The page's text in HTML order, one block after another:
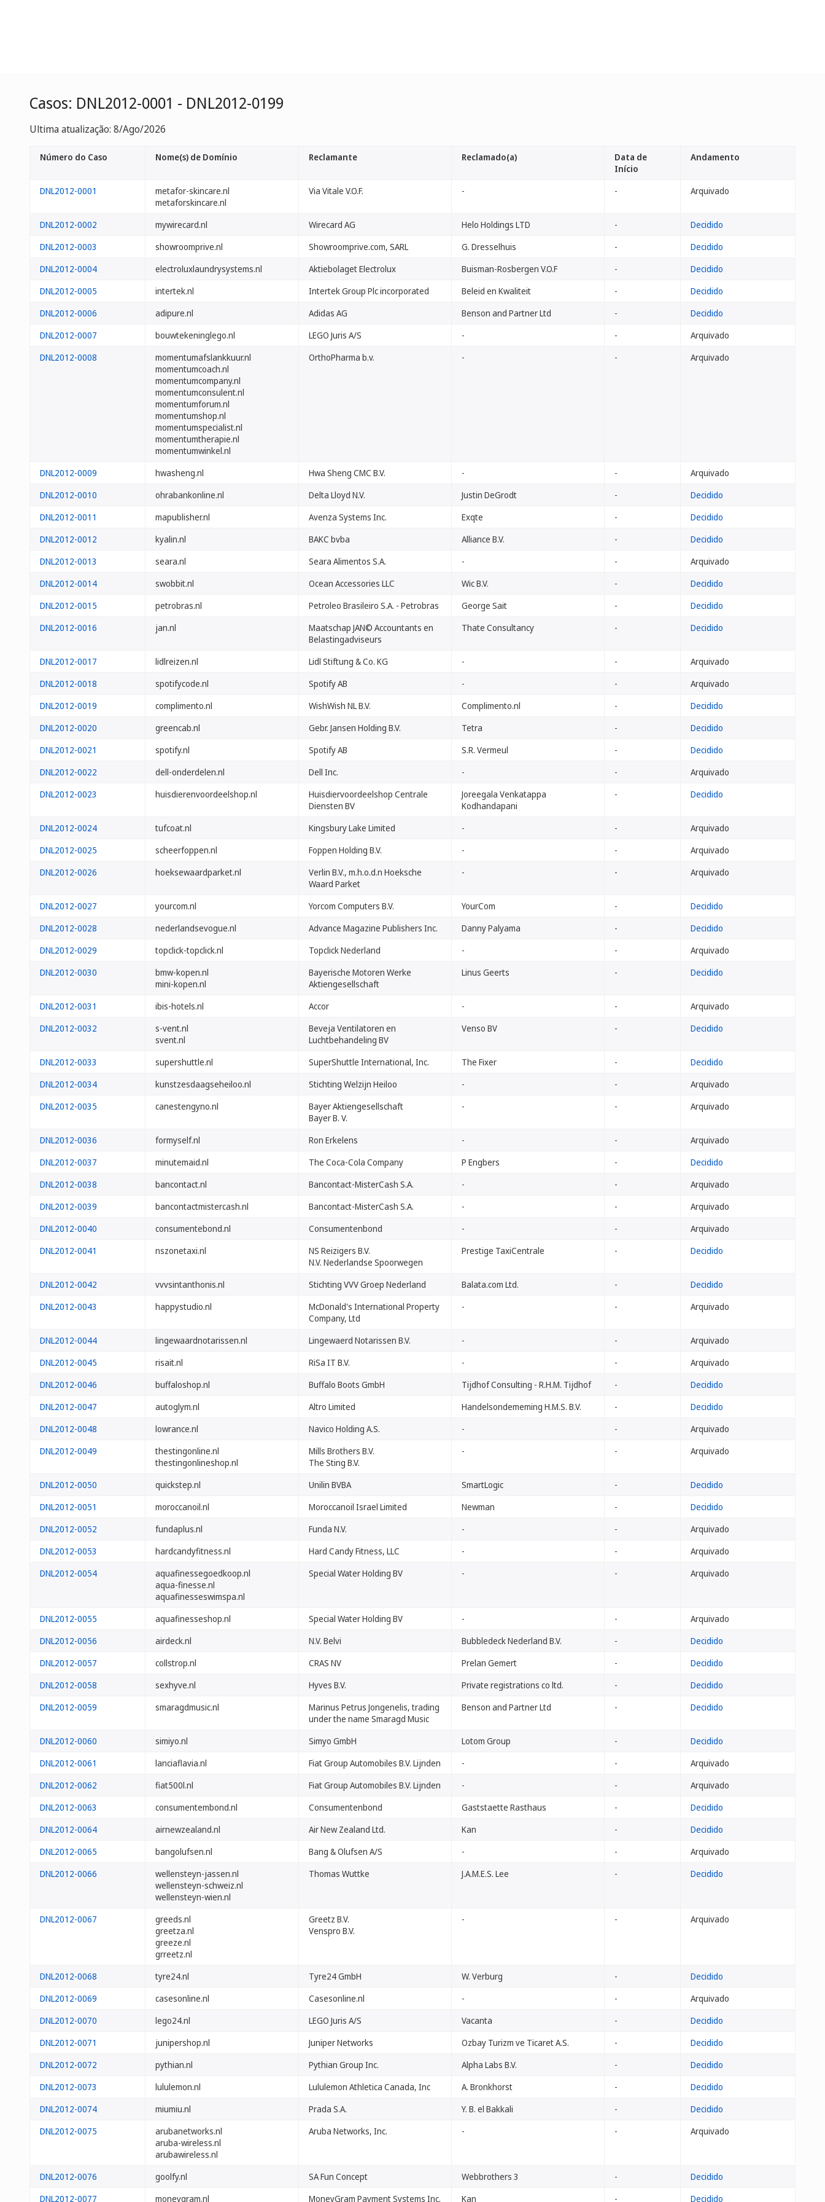
Casos: DNL2012-0001 - DNL2012-0199
Ultima atualização: 8/Ago/2026
Número do Caso Nome(s) de Domínio Reclamante Reclamado(a)
Data de
Início
Andamento
DNL2012-0001
metafor-skincare.nl
metaforskincare.nl
Via Vitale V.O.F. - - Arquivado
DNL2012-0002 mywirecard.nl Wirecard AG Helo Holdings LTD -
Decidido
DNL2012-0003
showroomprive.nl Showroomprive.com, SARL G. Dresselhuis -
Decidido
DNL2012-0004
electroluxlaundrysystems.nl Aktiebolaget Electrolux Buisman-Rosbergen V.O.F -
Decidido
DNL2012-0005
intertek.nl Intertek Group Plc incorporated Beleid en Kwaliteit -
Decidido
DNL2012-0006
adipure.nl Adidas AG Benson and Partner Ltd -
Decidido
DNL2012-0007
bouwtekeninglego.nl LEGO Juris A/S - -
Arquivado
DNL2012-0008
momentumafslankkuur.nl
momentumcoach.nl
momentumcompany.nl
momentumconsulent.nl
momentumforum.nl
momentumshop.nl
momentumspecialist.nl
momentumtherapie.nl
momentumwinkel.nl
OrthoPharma b.v. - - Arquivado
DNL2012-0009 hwasheng.nl Hwa Sheng CMC B.V. - -
Arquivado
DNL2012-0010
ohrabankonline.nl Delta Lloyd N.V. Justin DeGrodt -
Decidido
DNL2012-0011
mapublisher.nl Avenza Systems Inc. Exqte -
Decidido
DNL2012-0012
kyalin.nl BAKC bvba Alliance B.V. -
Decidido
DNL2012-0013
seara.nl Seara Alimentos S.A. - -
Arquivado
DNL2012-0014
swobbit.nl Ocean Accessories LLC Wic B.V. -
Decidido
DNL2012-0015
petrobras.nl Petroleo Brasileiro S.A. - Petrobras George Sait -
Decidido
DNL2012-0016
jan.nl
Maatschap JAN© Accountants en
Belastingadviseurs
Thate Consultancy - Decidido
DNL2012-0017 lidlreizen.nl Lidl Stiftung & Co. KG - -
Arquivado
DNL2012-0018
spotifycode.nl Spotify AB - -
Arquivado
DNL2012-0019
complimento.nl WishWish NL B.V. Complimento.nl -
Decidido
DNL2012-0020
greencab.nl Gebr. Jansen Holding B.V. Tetra -
Decidido
DNL2012-0021
spotify.nl Spotify AB S.R. Vermeul -
Decidido
DNL2012-0022
dell-onderdelen.nl Dell Inc. - -
Arquivado
DNL2012-0023
huisdierenvoordeelshop.nl
Huisdiervoordeelshop Centrale
Diensten BV
Joreegala Venkatappa
Kodhandapani
- Decidido
DNL2012-0024 tufcoat.nl Kingsbury Lake Limited - -
Arquivado
DNL2012-0025
scheerfoppen.nl Foppen Holding B.V. - -
Arquivado
DNL2012-0026
hoeksewaardparket.nl
Verlin B.V., m.h.o.d.n Hoeksche
Waard Parket
- - Arquivado
DNL2012-0027 yourcom.nl Yorcom Computers B.V. YourCom -
Decidido
DNL2012-0028
nederlandsevogue.nl Advance Magazine Publishers Inc. Danny Palyama -
Decidido
DNL2012-0029
topclick-topclick.nl Topclick Nederland - -
Arquivado
DNL2012-0030
bmw-kopen.nl
mini-kopen.nl
Bayerische Motoren Werke
Aktiengesellschaft
Linus Geerts - Decidido
DNL2012-0031 ibis-hotels.nl Accor - -
Arquivado
DNL2012-0032
s-vent.nl
svent.nl
Beveja Ventilatoren en
Luchtbehandeling BV
Venso BV - Decidido
DNL2012-0033 supershuttle.nl SuperShuttle International, Inc. The Fixer -
Decidido
DNL2012-0034
kunstzesdaagseheiloo.nl Stichting Welzijn Heiloo - -
Arquivado
DNL2012-0035
canestengyno.nl
Bayer Aktiengesellschaft
Bayer B. V.
- - Arquivado
DNL2012-0036 formyself.nl Ron Erkelens - -
Arquivado
DNL2012-0037
minutemaid.nl The Coca-Cola Company P Engbers -
Decidido
DNL2012-0038
bancontact.nl Bancontact-MisterCash S.A. - -
Arquivado
DNL2012-0039
bancontactmistercash.nl Bancontact-MisterCash S.A. - -
Arquivado
DNL2012-0040
consumentebond.nl Consumentenbond - -
Arquivado
DNL2012-0041
nszonetaxi.nl
NS Reizigers B.V.
N.V. Nederlandse Spoorwegen
Prestige TaxiCentrale - Decidido
DNL2012-0042 vvvsintanthonis.nl Stichting VVV Groep Nederland Balata.com Ltd. -
Decidido
DNL2012-0043
happystudio.nl
McDonald's International Property
Company, Ltd
- - Arquivado
DNL2012-0044 lingewaardnotarissen.nl Lingewaerd Notarissen B.V. - -
Arquivado
DNL2012-0045
risait.nl RiSa IT B.V. - -
Arquivado
DNL2012-0046
buffaloshop.nl Buffalo Boots GmbH Tijdhof Consulting - R.H.M. Tijdhof -
Decidido
DNL2012-0047
autoglym.nl Altro Limited Handelsondememing H.M.S. B.V. -
Decidido
DNL2012-0048
lowrance.nl Navico Holding A.S. - -
Arquivado
DNL2012-0049
thestingonline.nl
thestingonlineshop.nl
Mills Brothers B.V.
The Sting B.V.
- - Arquivado
DNL2012-0050 quickstep.nl Unilin BVBA SmartLogic -
Decidido
DNL2012-0051
moroccanoil.nl Moroccanoil Israel Limited Newman -
Decidido
DNL2012-0052
fundaplus.nl Funda N.V. - -
Arquivado
DNL2012-0053
hardcandyfitness.nl Hard Candy Fitness, LLC - -
Arquivado
DNL2012-0054
aquafinessegoedkoop.nl
aqua-finesse.nl
aquafinesseswimspa.nl
Special Water Holding BV - - Arquivado
DNL2012-0055 aquafinesseshop.nl Special Water Holding BV - -
Arquivado
DNL2012-0056
airdeck.nl N.V. Belvi Bubbledeck Nederland B.V. -
Decidido
DNL2012-0057
collstrop.nl CRAS NV Prelan Gemert -
Decidido
DNL2012-0058
sexhyve.nl Hyves B.V. Private registrations co ltd. -
Decidido
DNL2012-0059
smaragdmusic.nl
Marinus Petrus Jongenelis, trading
under the name Smaragd Music
Benson and Partner Ltd - Decidido
DNL2012-0060 simiyo.nl Simyo GmbH Lotom Group -
Decidido
DNL2012-0061
lanciaflavia.nl Fiat Group Automobiles B.V. Lijnden - -
Arquivado
DNL2012-0062
fiat500l.nl Fiat Group Automobiles B.V. Lijnden - -
Arquivado
DNL2012-0063
consumentembond.nl Consumentenbond Gaststaette Rasthaus -
Decidido
DNL2012-0064
airnewzealand.nl Air New Zealand Ltd. Kan -
Decidido
DNL2012-0065
bangolufsen.nl Bang & Olufsen A/S - -
Arquivado
DNL2012-0066
wellensteyn-jassen.nl
wellensteyn-schweiz.nl
wellensteyn-wien.nl
Thomas Wuttke J.A.M.E.S. Lee - Decidido
DNL2012-0067
greeds.nl
greetza.nl
greeze.nl
grreetz.nl
Greetz B.V.
Venspro B.V.
- - Arquivado
DNL2012-0068 tyre24.nl Tyre24 GmbH W. Verburg -
Decidido
DNL2012-0069
casesonline.nl Casesonline.nl - -
Arquivado
DNL2012-0070
lego24.nl LEGO Juris A/S Vacanta -
Decidido
DNL2012-0071
junipershop.nl Juniper Networks Ozbay Turizm ve Ticaret A.S. -
Decidido
DNL2012-0072
pythian.nl Pythian Group Inc. Alpha Labs B.V. -
Decidido
DNL2012-0073
lululemon.nl Lululemon Athletica Canada, Inc A. Bronkhorst -
Decidido
DNL2012-0074
miumiu.nl Prada S.A. Y. B. el Bakkali -
Decidido
DNL2012-0075
arubanetworks.nl
aruba-wireless.nl
arubawireless.nl
Aruba Networks, Inc. - - Arquivado
DNL2012-0076 goolfy.nl SA Fun Concept Webbrothers 3 -
Decidido
DNL2012-0077
moneygram.nl MoneyGram Payment Systems Inc. Kan - Decidido